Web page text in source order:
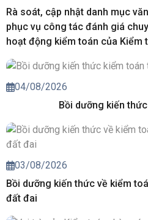
Rà soát, cập nhật danh mục
phục vụ công tác đánh giá
hoạt động kiểm toán của Kiểm
04/08/2026
Bồi dưỡng kiến
03/08/2026
Bồi dưỡng kiến thức về kiểm
đất đai